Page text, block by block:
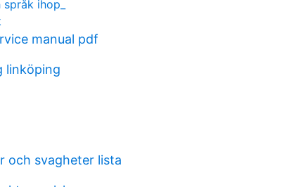
ihop_
manual pdf
linköping
och svagheter lista